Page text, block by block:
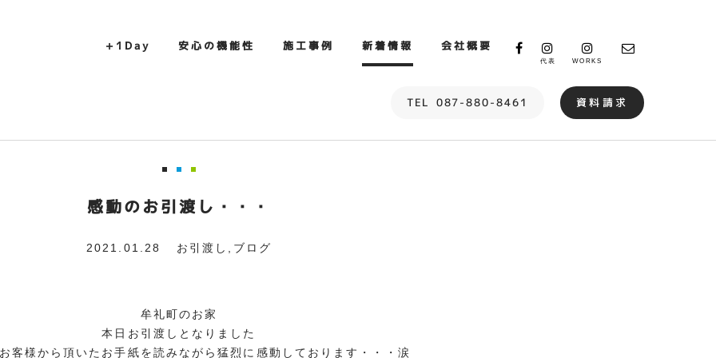
+1Day 安心の機能性 施工事例 新着情報 会社概要
代表 WORKS
TEL 087-880-8461 資料請求
感動のお引渡し・・・
2021.01.28 お引渡し ブログ
牟礼町のお家
本日お引渡しとなりました
客様から頂いたお手紙を読みながら猛烈に感動しております・・・涙